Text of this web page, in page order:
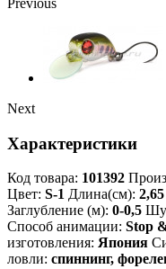
Next
Характеристики
Код товара: 101392
Цвет: S-1 Длина(см): 2,65
Заглубление (м): 0-0,5
Способ анимации: Stop
изготовления: Япония
ловли: спиннинг,